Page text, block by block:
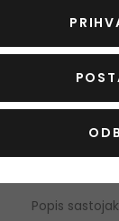
Sucrose
Disodium
Extract,
Extract, Ci
Lumbricalis
Popis